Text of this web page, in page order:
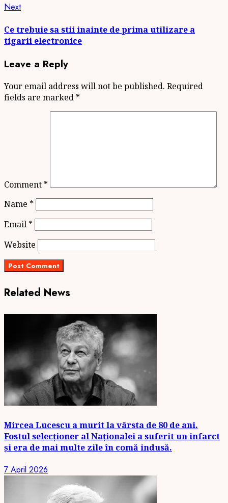
NextNext
Ce trebuie sa stii inainte de prima utilizare a
tigarii electronice
Leave a Reply
Your email address will not be published. Required
fields are marked *
Comment *
Name *
Email *
Website
Related News
Mircea Lucescu a murit la vârsta de 80 de ani.
Fostul selecționer al Naționalei a suferit un infarct
și era de mai multe zile în comă indusă.
7 April 2026